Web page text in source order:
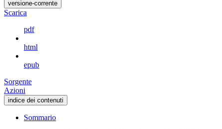
versione-corrente
Scarica
pdf
html
epub
Sorgente
Azioni
indice dei contenuti
Sommario